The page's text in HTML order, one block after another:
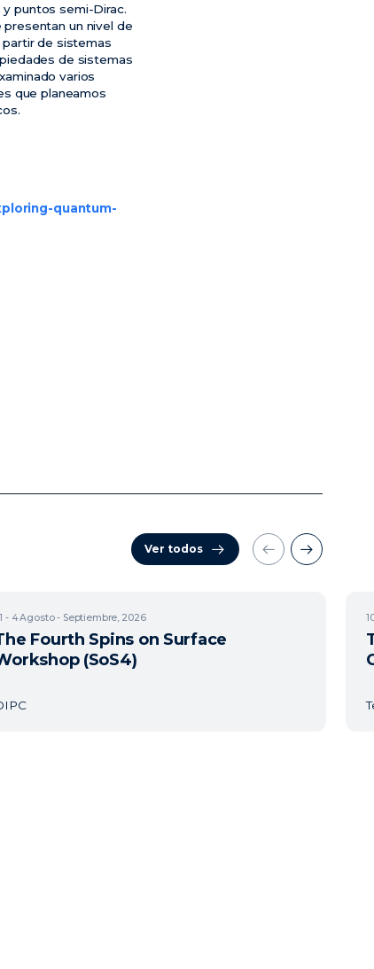
puntos semi-Dirac.
un nivel de
de sistemas
de sistemas
varios
que planeamos
quantum-
Ver todos
- 4Agosto - Septiembre, 2026
Fourth Spins on Surface
(SoS4)